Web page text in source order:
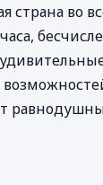
страна во